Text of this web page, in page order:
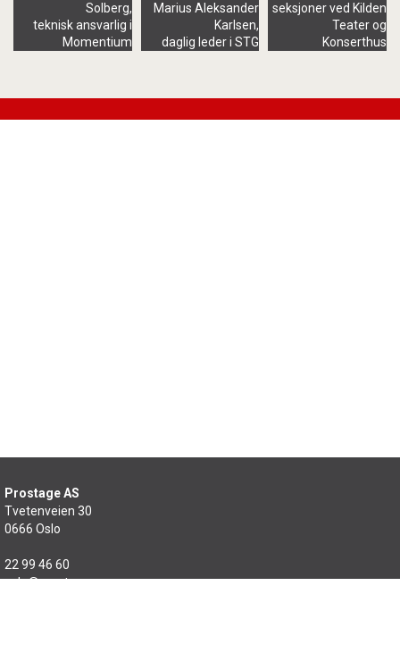
Solberg,
teknisk ansvarlig i
Momentium
Marius Aleksander
Karlsen,
daglig leder i STG
seksjoner ved Kilden
Teater og
Konserthus
Prostage AS
Tvetenveien 30
0666 Oslo
22 99 46 60
salg@prostage.no